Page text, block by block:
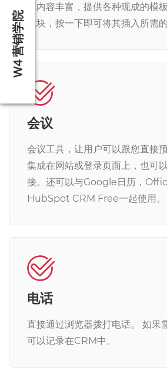
W4 营销学院
库内容丰富，提供各种现成的模
模块，按一下即可将其插入所需
会议
会议工具，让用户可以跟您直接
集成在网站或登录页面上，也可
接。 还可以与Google日历，
HubSpot CRM Free一起使用。
电话
直接通过浏览器拨打电话。 如果
可以记录在CRM中。